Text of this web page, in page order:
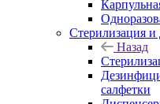
Стерилизация и
Назад
салфетки